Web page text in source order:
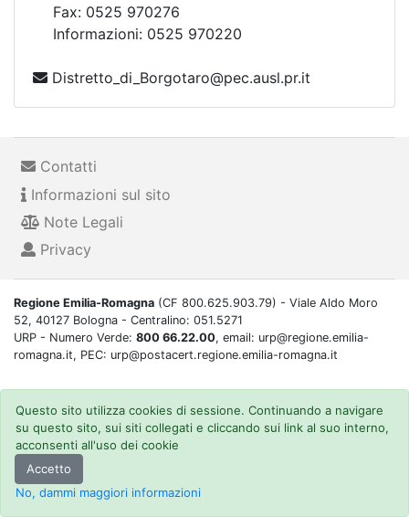
Fax: 0525 970276
Informazioni: 0525 970220
Distretto_di_Borgotaro@pec.ausl.pr.it
Contatti
Informazioni sul sito
Note Legali
Privacy
Regione Emilia-Romagna (CF 800.625.903.79) - Viale Aldo Moro
52, 40127 Bologna - Centralino: 051.5271
URP - Numero Verde: 800 66.22.00, email: urp@regione.emilia-
romagna.it, PEC: urp@postacert.regione.emilia-romagna.it
Questo sito utilizza cookies di sessione. Continuando a navigare
su questo sito, sui siti collegati e cliccando sui link al suo interno,
acconsenti all'uso dei cookie
Accetto
No, dammi maggiori informazioni